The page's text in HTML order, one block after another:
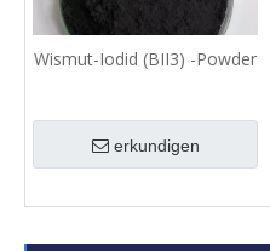
Wismut-Iodid (BII3) -Powder
erkundigen